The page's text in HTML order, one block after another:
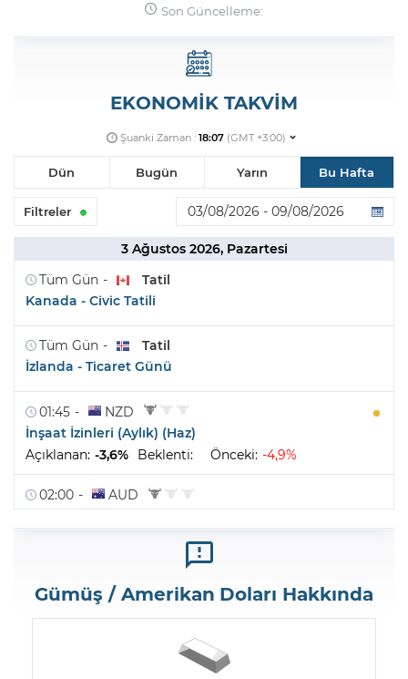
Son Güncelleme:
EKONOMİK TAKVİM
Gümüş / Amerikan Doları Hakkında